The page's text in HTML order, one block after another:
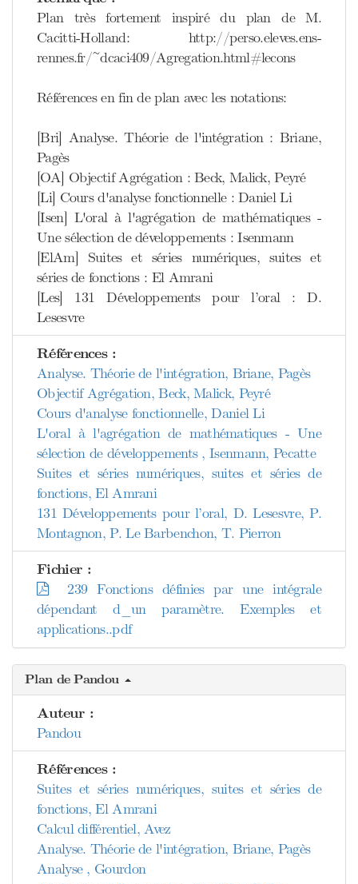
Plan très fortement inspiré du plan de M.
Cacitti-Holland: http://perso.eleves.ens-
rennes.fr/~dcaci409/Agregation.html#lecons
Références en fin de plan avec les notations:
[Bri] Analyse. Théorie de l'intégration : Briane,
Pagès
[OA] Objectif Agrégation : Beck, Malick, Peyré
[Li] Cours d'analyse fonctionnelle : Daniel Li
[Isen] L'oral à l'agrégation de mathématiques -
Une sélection de développements : Isenmann
[ElAm] Suites et séries numériques, suites et
séries de fonctions : El Amrani
[Les] 131 Développements pour l’oral : D.
Lesesvre
Références :
Analyse. Théorie de l'intégration, Briane, Pagès
Objectif Agrégation, Beck, Malick, Peyré
Cours d'analyse fonctionnelle, Daniel Li
L'oral à l'agrégation de mathématiques - Une
sélection de développements , Isenmann, Pecatte
Suites et séries numériques, suites et séries de
fonctions, El Amrani
131 Développements pour l’oral, D. Lesesvre, P.
Montagnon, P. Le Barbenchon, T. Pierron
Fichier :
239 Fonctions définies par une intégrale
dépendant d_un paramètre. Exemples et
applications..pdf
Plan de Pandou
Auteur :
Pandou
Références :
Suites et séries numériques, suites et séries de
fonctions, El Amrani
Calcul différentiel, Avez
Analyse. Théorie de l'intégration, Briane, Pagès
Analyse , Gourdon